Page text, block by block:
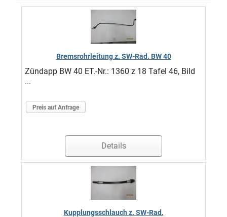
Bremsrohrleitung z. SW-Rad. BW 40
Zündapp BW 40 ET.-Nr.: 1360 z 18 Tafel 46, Bild
...
Preis auf Anfrage
Details
Kupplungsschlauch z. SW-Rad.